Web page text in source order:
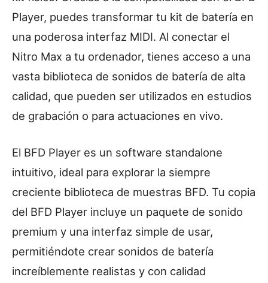
Player, puedes transformar tu kit de batería en
una poderosa interfaz MIDI. Al conectar el
Nitro Max a tu ordenador, tienes acceso a una
vasta biblioteca de sonidos de batería de alta
calidad, que pueden ser utilizados en estudios
de grabación o para actuaciones en vivo.
El BFD Player es un software standalone
intuitivo, ideal para explorar la siempre
creciente biblioteca de muestras BFD. Tu copia
del BFD Player incluye un paquete de sonido
premium y una interfaz simple de usar,
permitiéndote crear sonidos de batería
increíblemente realistas y con calidad